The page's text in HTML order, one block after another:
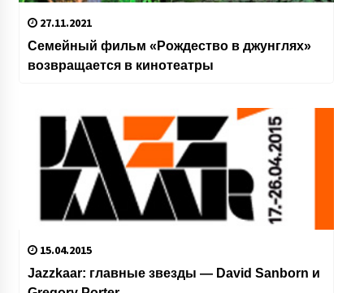
27.11.2021
Семейный фильм «Рождество в джунглях»
возвращается в кинотеатры
15.04.2015
Jazzkaar: главные звезды — David Sanborn и